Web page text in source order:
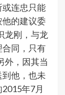
连忠只能
的建议委
龙刚，与龙
同，只有
外，因其当
他，也未
年7月